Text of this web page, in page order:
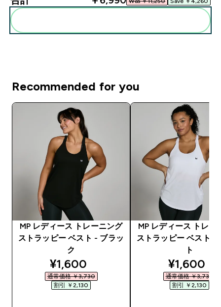
Recommended for you
MP レディース トレーニング
ストラッピー ベスト - ブラッ
ク
discounted price
¥1,600‎
通常価格 ￥3,730‎
割引 ￥2,130‎
MP レディース トレー
ストラッピー ベスト -
ト
¥1,600‎
通常価格 ￥3,730‎
割引 ￥2,130‎